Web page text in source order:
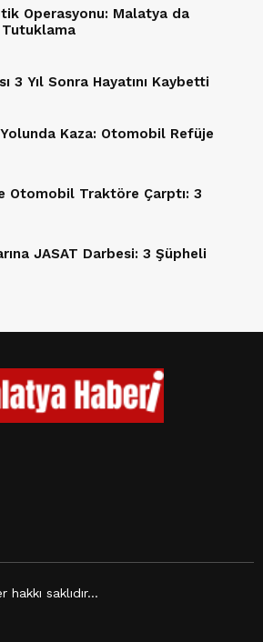
Operasyonu: Malatya da
3 Yıl Sonra Hayatını Kaybetti
Kaza: Otomobil Refüje
Otomobil Traktöre Çarptı: 3
JASAT Darbesi: 3 Şüpheli
saklıdır...